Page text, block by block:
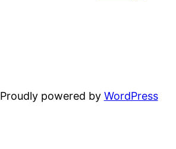
Proudly powered by WordPress